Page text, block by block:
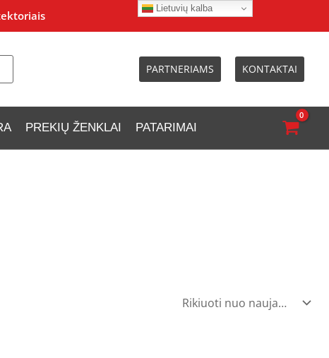
PARTNERIAMS KONTAKTAI
PREKIŲ ŽENKLAI PATARIMAI
Lietuvių kalba